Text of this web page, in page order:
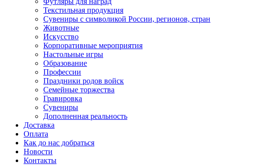
Текстильная продукция
Сувениры с символикой России, регионов, стран
Животные
Искусство
Корпоративные мероприятия
Настольные игры
Образование
Профессии
Праздники родов войск
Семейные торжества
Гравировка
Сувениры
Дополненная реальность
Доставка
Оплата
Как до нас добраться
Новости
Контакты